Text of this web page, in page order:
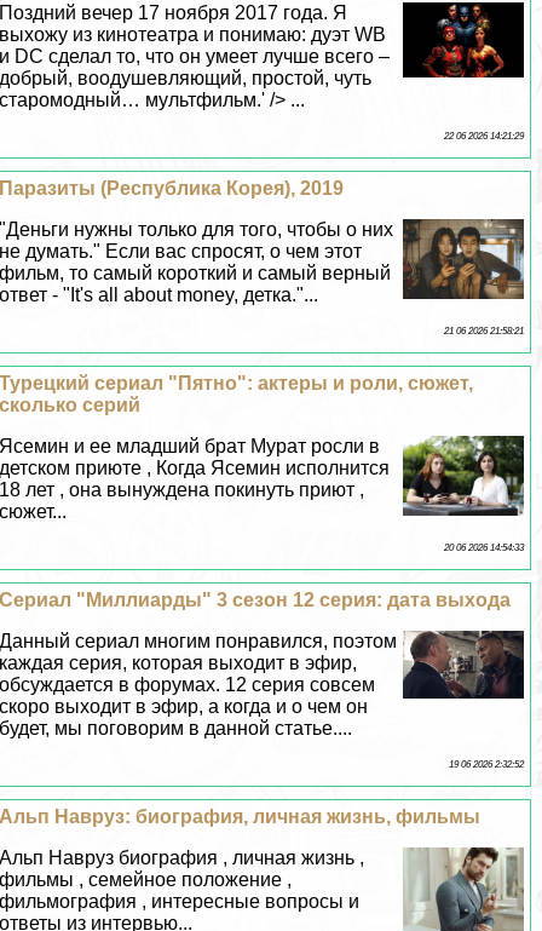
Поздний вечер 17 ноября 2017 года. Я
выхожу из кинотеатра и понимаю: дуэт WB
и DC сделал то, что он умеет лучше всего –
добрый, воодушевляющий, простой, чуть
старомодный… мультфильм.' /> ...
22 06 2026 14:21:29
Паразиты (Республика Корея), 2019
"Деньги нужны только для того, чтобы о них
не думать." Если вас спросят, о чем этот
фильм, то самый короткий и самый верный
ответ - "It's all about money, детка."...
21 06 2026 21:58:21
Турецкий сериал "Пятно": актеры и роли, сюжет,
сколько серий
Ясемин и ее младший брат Мурат росли в
детском приюте , Когда Ясемин исполнится
18 лет , она вынуждена покинуть приют ,
сюжет...
20 06 2026 14:54:33
Сериал "Миллиарды" 3 сезон 12 серия: дата выхода
Данный сериал многим понравился, поэтом
каждая серия, которая выходит в эфир,
обсуждается в форумах. 12 серия совсем
скоро выходит в эфир, а когда и о чем он
будет, мы поговорим в данной статье....
19 06 2026 2:32:52
Альп Навруз: биография, личная жизнь, фильмы
Альп Навруз биография , личная жизнь ,
фильмы , семейное положение ,
фильмография , интересные вопросы и
ответы из интервью...